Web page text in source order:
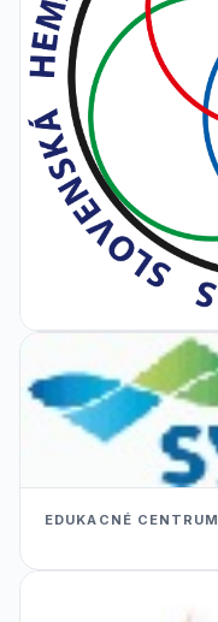
EDUKACNÉ CENTRUM